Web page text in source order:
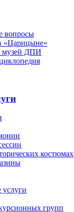
вопросы
«Царицыне»
музей ДПИ
костюмах
групп